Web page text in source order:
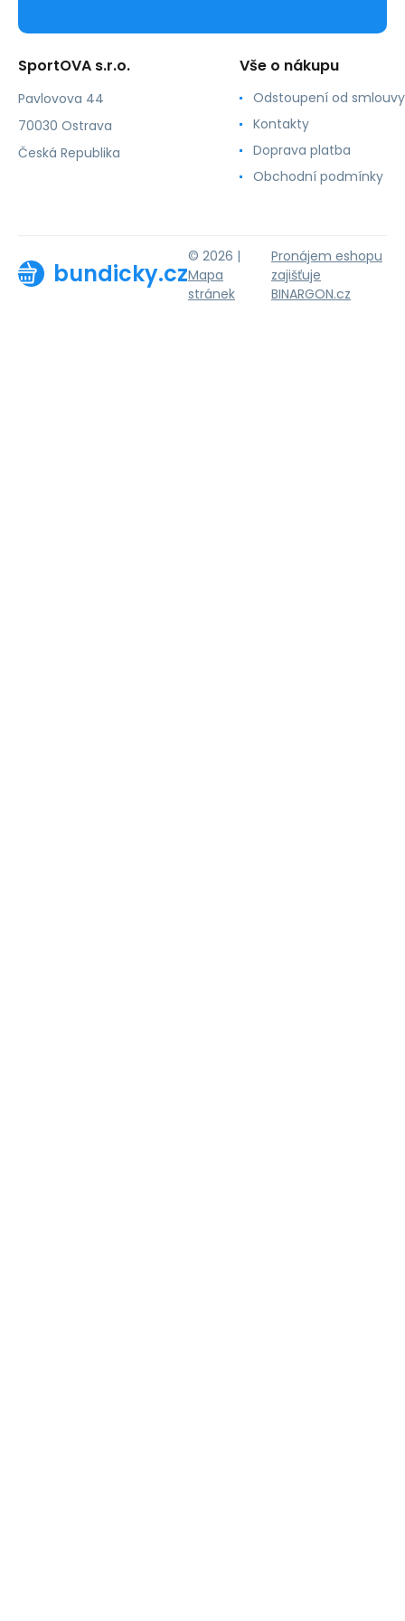
SportOVA s.r.o.
Pavlovova 44
70030 Ostrava
Česká Republika
Vše o nákupu
Odstoupení od smlouvy
Kontakty
Doprava platba
Obchodní podmínky
bundicky.cz
© 2026 |
Mapa
stránek
Pronájem eshopu
zajišťuje
BINARGON.cz